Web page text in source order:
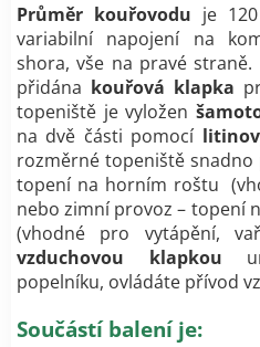
Průměr kouřovodu je
variabilní napojení na
shora, vše na pravé
přidána kouřová klapka
topeniště je vyložen
na dvě části pomocí
rozměrné topeniště
topení na horním roštu
nebo zimní provoz – topení
(vhodné pro vytápění,
vzduchovou klapkou
popelníku, ovládáte přívod
Součástí balení je: